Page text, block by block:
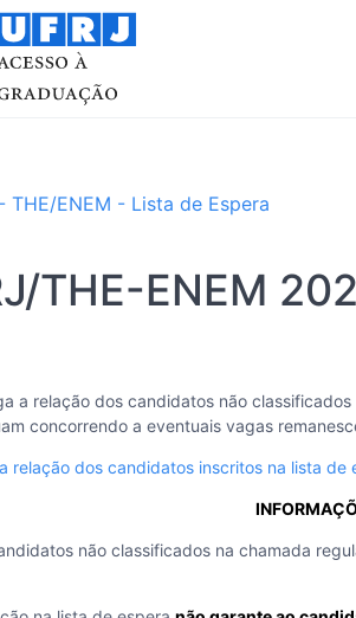
THE/ENEM - Lista de Espera
THE-ENEM
a relação dos candidatos não
concorrendo a eventuais vagas
relação dos candidatos inscritos na lista de
não classificados na chamada